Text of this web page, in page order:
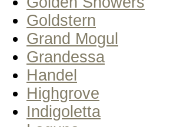
Goldstern
Grand Mogul
Grandessa
Handel
Highgrove
Indigoletta